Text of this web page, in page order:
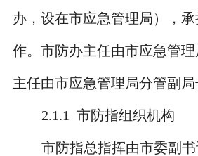
办，设在市应急管理局），
作。市防办主任由市应急管理
主任由市应急管理局分管副局
2.1.1 市防指组织机构
市防指总指挥由市委副